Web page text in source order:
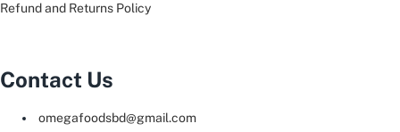
Refund and Returns Policy
Contact Us
omegafoodsbd@gmail.com